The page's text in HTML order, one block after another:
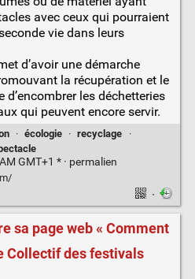
avec ceux qui pourraient
vie dans leurs
d’avoir une démarche
la récupération et le
d’encombrer les déchetteries
qui peuvent encore servir.
· écologie · recyclage
·
GMT+1 * · permalien
·
sa page web « Comment
Collectif des festivals